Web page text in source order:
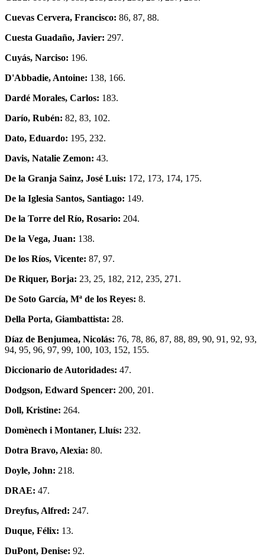
Cuevas Cervera, Francisco: 86, 87, 88.
Cuesta Guadaño, Javier: 297.
Cuyás, Narciso: 196.
D'Abbadie, Antoine: 138, 166.
Dardé Morales, Carlos: 183.
Darío, Rubén: 82, 83, 102.
Dato, Eduardo: 195, 232.
Davis, Natalie Zemon: 43.
De la Granja Sainz, José Luis: 172, 173, 174, 175.
De la Iglesia Santos, Santiago: 149.
De la Torre del Río, Rosario: 204.
De la Vega, Juan: 138.
De los Ríos, Vicente: 87, 97.
De Riquer, Borja: 23, 25, 182, 212, 235, 271.
De Soto García, Mª de los Reyes: 8.
Della Porta, Giambattista: 28.
Díaz de Benjumea, Nicolás: 76, 78, 86, 87, 88, 89, 90, 91, 92, 93,
94, 95, 96, 97, 99, 100, 103, 152, 155.
Diccionario de Autoridades: 47.
Dodgson, Edward Spencer: 200, 201.
Doll, Kristine: 264.
Domènech i Montaner, Lluís: 232.
Dotra Bravo, Alexia: 80.
Doyle, John: 218.
DRAE: 47.
Dreyfus, Alfred: 247.
Duque, Félix: 13.
DuPont, Denise: 92.